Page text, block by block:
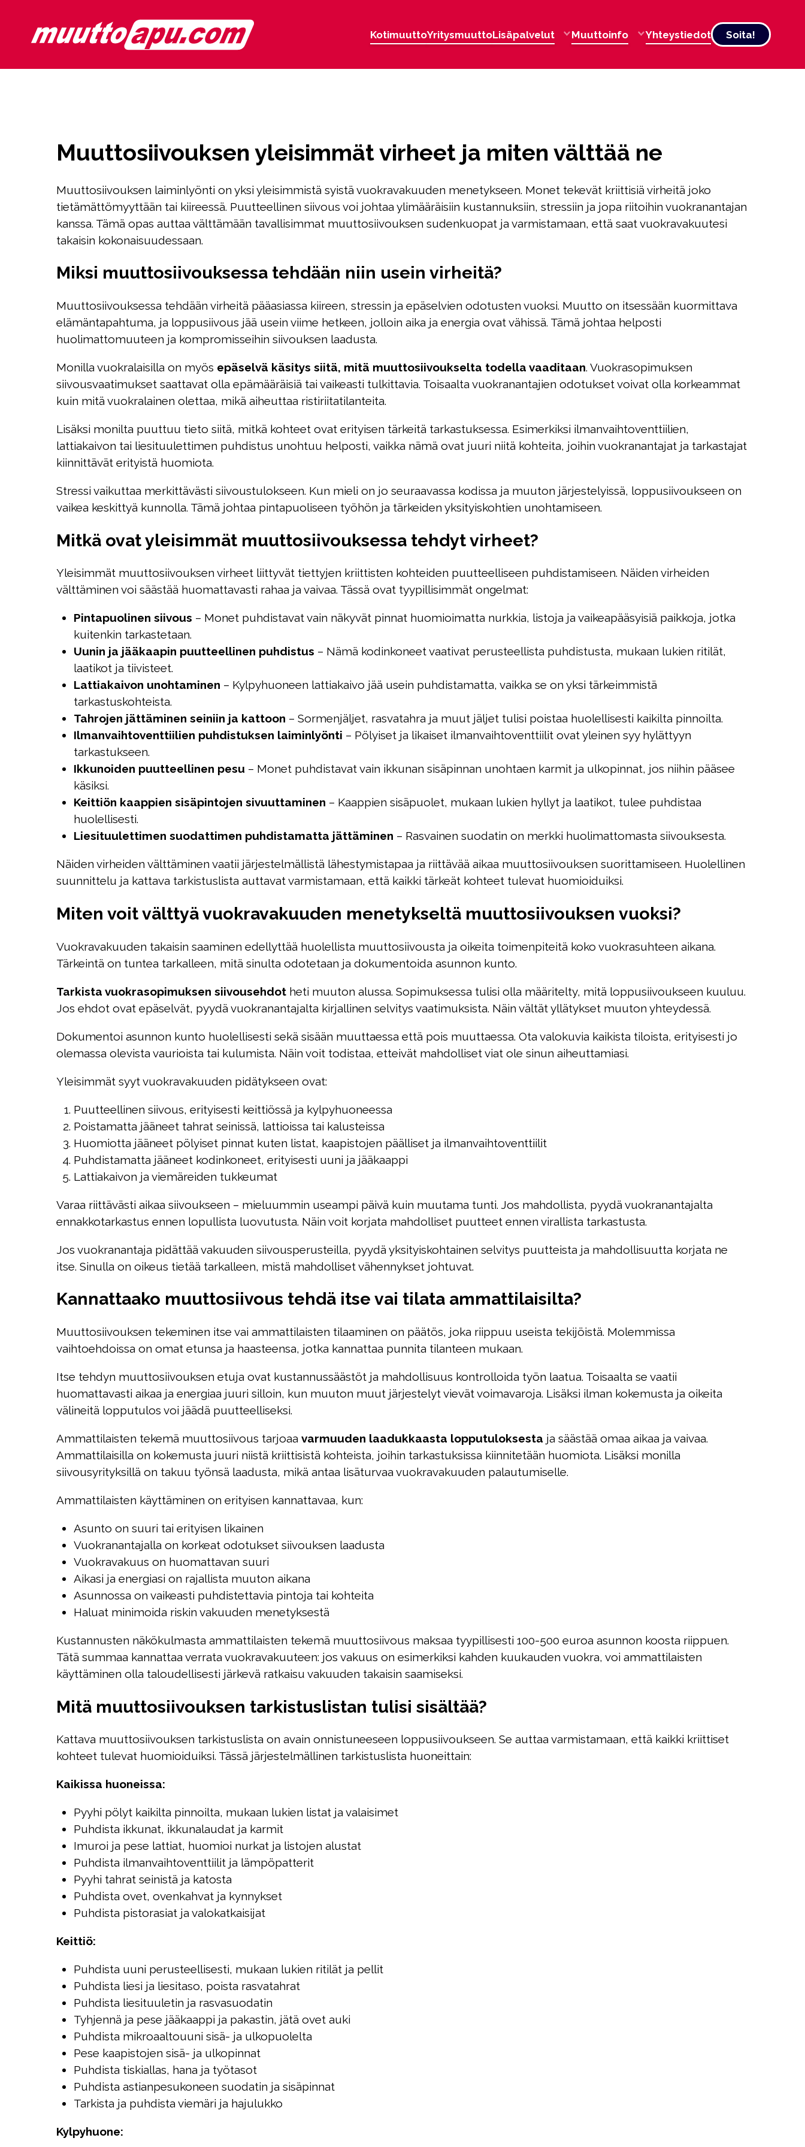
KotimuuttoYritysmuuttoLisäpalvelut Muuttoinfo Yhteystiedot Soita!
Muuttosiivouksen yleisimmät virheet ja miten välttää ne
Muuttosiivouksen laiminlyönti on yksi yleisimmistä syistä vuokravakuuden menetykseen. Monet tekevät kriittisiä virheitä joko
tietämättömyyttään tai kiireessä. Puutteellinen siivous voi johtaa ylimääräisiin kustannuksiin, stressiin ja jopa riitoihin vuokranantajan
kanssa. Tämä opas auttaa välttämään tavallisimmat muuttosiivouksen sudenkuopat ja varmistamaan, että saat vuokravakuutesi
takaisin kokonaisuudessaan.
Miksi muuttosiivouksessa tehdään niin usein virheitä?
Muuttosiivouksessa tehdään virheitä pääasiassa kiireen, stressin ja epäselvien odotusten vuoksi. Muutto on itsessään kuormittava
elämäntapahtuma, ja loppusiivous jää usein viime hetkeen, jolloin aika ja energia ovat vähissä. Tämä johtaa helposti
huolimattomuuteen ja kompromisseihin siivouksen laadusta.
Monilla vuokralaisilla on myös epäselvä käsitys siitä, mitä muuttosiivoukselta todella vaaditaan. Vuokrasopimuksen
siivousvaatimukset saattavat olla epämääräisiä tai vaikeasti tulkittavia. Toisaalta vuokranantajien odotukset voivat olla korkeammat
kuin mitä vuokralainen olettaa, mikä aiheuttaa ristiriitatilanteita.
Lisäksi monilta puuttuu tieto siitä, mitkä kohteet ovat erityisen tärkeitä tarkastuksessa. Esimerkiksi ilmanvaihtoventtiilien,
lattiakaivon tai liesituulettimen puhdistus unohtuu helposti, vaikka nämä ovat juuri niitä kohteita, joihin vuokranantajat ja tarkastajat
kiinnittävät erityistä huomiota.
Stressi vaikuttaa merkittävästi siivoustulokseen. Kun mieli on jo seuraavassa kodissa ja muuton järjestelyissä, loppusiivoukseen on
vaikea keskittyä kunnolla. Tämä johtaa pintapuoliseen työhön ja tärkeiden yksityiskohtien unohtamiseen.
Mitkä ovat yleisimmät muuttosiivouksessa tehdyt virheet?
Yleisimmät muuttosiivouksen virheet liittyvät tiettyjen kriittisten kohteiden puutteelliseen puhdistamiseen. Näiden virheiden
välttäminen voi säästää huomattavasti rahaa ja vaivaa. Tässä ovat tyypillisimmät ongelmat:
Pintapuolinen siivous – Monet puhdistavat vain näkyvät pinnat huomioimatta nurkkia, listoja ja vaikeapääsyisiä paikkoja, jotka
kuitenkin tarkastetaan.
Uunin ja jääkaapin puutteellinen puhdistus – Nämä kodinkoneet vaativat perusteellista puhdistusta, mukaan lukien ritilät,
laatikot ja tiivisteet.
Lattiakaivon unohtaminen – Kylpyhuoneen lattiakaivo jää usein puhdistamatta, vaikka se on yksi tärkeimmistä
tarkastuskohteista.
Tahrojen jättäminen seiniin ja kattoon – Sormenjäljet, rasvatahra ja muut jäljet tulisi poistaa huolellisesti kaikilta pinnoilta.
Ilmanvaihtoventtiilien puhdistuksen laiminlyönti – Pölyiset ja likaiset ilmanvaihtoventtiilit ovat yleinen syy hylättyyn
tarkastukseen.
Ikkunoiden puutteellinen pesu – Monet puhdistavat vain ikkunan sisäpinnan unohtaen karmit ja ulkopinnat, jos niihin pääsee
käsiksi.
Keittiön kaappien sisäpintojen sivuuttaminen – Kaappien sisäpuolet, mukaan lukien hyllyt ja laatikot, tulee puhdistaa
huolellisesti.
Liesituulettimen suodattimen puhdistamatta jättäminen – Rasvainen suodatin on merkki huolimattomasta siivouksesta.
Näiden virheiden välttäminen vaatii järjestelmällistä lähestymistapaa ja riittävää aikaa muuttosiivouksen suorittamiseen. Huolellinen
suunnittelu ja kattava tarkistuslista auttavat varmistamaan, että kaikki tärkeät kohteet tulevat huomioiduiksi.
Miten voit välttyä vuokravakuuden menetykseltä muuttosiivouksen vuoksi?
Vuokravakuuden takaisin saaminen edellyttää huolellista muuttosiivousta ja oikeita toimenpiteitä koko vuokrasuhteen aikana.
Tärkeintä on tuntea tarkalleen, mitä sinulta odotetaan ja dokumentoida asunnon kunto.
Tarkista vuokrasopimuksen siivousehdot heti muuton alussa. Sopimuksessa tulisi olla määritelty, mitä loppusiivoukseen kuuluu.
Jos ehdot ovat epäselvät, pyydä vuokranantajalta kirjallinen selvitys vaatimuksista. Näin vältät yllätykset muuton yhteydessä.
Dokumentoi asunnon kunto huolellisesti sekä sisään muuttaessa että pois muuttaessa. Ota valokuvia kaikista tiloista, erityisesti jo
olemassa olevista vaurioista tai kulumista. Näin voit todistaa, etteivät mahdolliset viat ole sinun aiheuttamiasi.
Yleisimmät syyt vuokravakuuden pidätykseen ovat:
Puutteellinen siivous, erityisesti keittiössä ja kylpyhuoneessa
Poistamatta jääneet tahrat seinissä, lattioissa tai kalusteissa
Huomiotta jääneet pölyiset pinnat kuten listat, kaapistojen päälliset ja ilmanvaihtoventtiilit
Puhdistamatta jääneet kodinkoneet, erityisesti uuni ja jääkaappi
Lattiakaivon ja viemäreiden tukkeumat
Varaa riittävästi aikaa siivoukseen – mieluummin useampi päivä kuin muutama tunti. Jos mahdollista, pyydä vuokranantajalta
ennakkotarkastus ennen lopullista luovutusta. Näin voit korjata mahdolliset puutteet ennen virallista tarkastusta.
Jos vuokranantaja pidättää vakuuden siivousperusteilla, pyydä yksityiskohtainen selvitys puutteista ja mahdollisuutta korjata ne
itse. Sinulla on oikeus tietää tarkalleen, mistä mahdolliset vähennykset johtuvat.
Kannattaako muuttosiivous tehdä itse vai tilata ammattilaisilta?
Muuttosiivouksen tekeminen itse vai ammattilaisten tilaaminen on päätös, joka riippuu useista tekijöistä. Molemmissa
vaihtoehdoissa on omat etunsa ja haasteensa, jotka kannattaa punnita tilanteen mukaan.
Itse tehdyn muuttosiivouksen etuja ovat kustannussäästöt ja mahdollisuus kontrolloida työn laatua. Toisaalta se vaatii
huomattavasti aikaa ja energiaa juuri silloin, kun muuton muut järjestelyt vievät voimavaroja. Lisäksi ilman kokemusta ja oikeita
välineitä lopputulos voi jäädä puutteelliseksi.
Ammattilaisten tekemä muuttosiivous tarjoaavarmuuden laadukkaasta lopputuloksesta ja säästää omaa aikaa ja vaivaa.
Ammattilaisilla on kokemusta juuri niistä kriittisistä kohteista, joihin tarkastuksissa kiinnitetään huomiota. Lisäksi monilla
siivousyrityksillä on takuu työnsä laadusta, mikä antaa lisäturvaa vuokravakuuden palautumiselle.
Ammattilaisten käyttäminen on erityisen kannattavaa, kun:
Asunto on suuri tai erityisen likainen
Vuokranantajalla on korkeat odotukset siivouksen laadusta
Vuokravakuus on huomattavan suuri
Aikasi ja energiasi on rajallista muuton aikana
Asunnossa on vaikeasti puhdistettavia pintoja tai kohteita
Haluat minimoida riskin vakuuden menetyksestä
Kustannusten näkökulmasta ammattilaisten tekemä muuttosiivous maksaa tyypillisesti 100-500 euroa asunnon koosta riippuen.
Tätä summaa kannattaa verrata vuokravakuuteen: jos vakuus on esimerkiksi kahden kuukauden vuokra, voi ammattilaisten
käyttäminen olla taloudellisesti järkevä ratkaisu vakuuden takaisin saamiseksi.
Mitä muuttosiivouksen tarkistuslistan tulisi sisältää?
Kattava muuttosiivouksen tarkistuslista on avain onnistuneeseen loppusiivoukseen. Se auttaa varmistamaan, että kaikki kriittiset
kohteet tulevat huomioiduiksi. Tässä järjestelmällinen tarkistuslista huoneittain:
Kaikissa huoneissa:
Pyyhi pölyt kaikilta pinnoilta, mukaan lukien listat ja valaisimet
Puhdista ikkunat, ikkunalaudat ja karmit
Imuroi ja pese lattiat, huomioi nurkat ja listojen alustat
Puhdista ilmanvaihtoventtiilit ja lämpöpatterit
Pyyhi tahrat seinistä ja katosta
Puhdista ovet, ovenkahvat ja kynnykset
Puhdista pistorasiat ja valokatkaisijat
Keittiö:
Puhdista uuni perusteellisesti, mukaan lukien ritilät ja pellit
Puhdista liesi ja liesitaso, poista rasvatahrat
Puhdista liesituuletin ja rasvasuodatin
Tyhjennä ja pese jääkaappi ja pakastin, jätä ovet auki
Puhdista mikroaaltouuni sisä- ja ulkopuolelta
Pese kaapistojen sisä- ja ulkopinnat
Puhdista tiskiallas, hana ja työtasot
Puhdista astianpesukoneen suodatin ja sisäpinnat
Tarkista ja puhdista viemäri ja hajulukko
Kylpyhuone: